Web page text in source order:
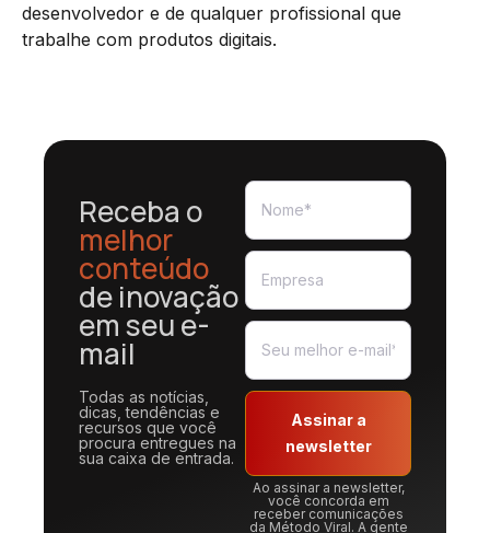
desenvolvedor e de qualquer profissional que
trabalhe com produtos digitais.
Receba o
melhor
conteúdo
de inovação
em seu e-
mail
Todas as notícias,
dicas, tendências e
recursos que você
procura entregues na
sua caixa de entrada.
Assinar a
newsletter
Ao assinar a newsletter,
você concorda em
receber comunicações
da Método Viral. A gente